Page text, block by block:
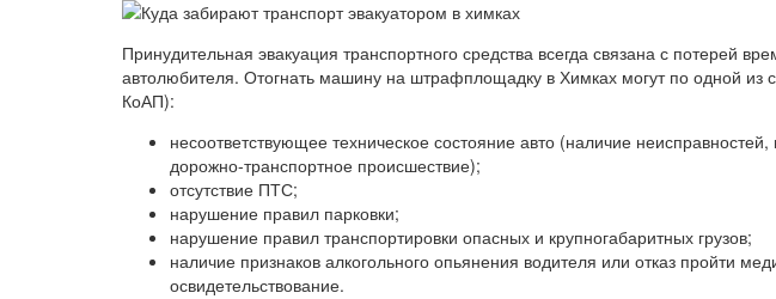
Принудительная эвакуация транспортного средства всегда связана с потерей
автолюбителя. Отогнать машину на штрафплощадку в Химках могут по одной из
КоАП):
несоответствующее техническое состояние авто (наличие неисправностей,
дорожно-транспортное происшествие);
отсутствие ПТС;
нарушение правил парковки;
нарушение правил транспортировки опасных и крупногабаритных грузов;
наличие признаков алкогольного опьянения водителя или отказ пройти
освидетельствование.